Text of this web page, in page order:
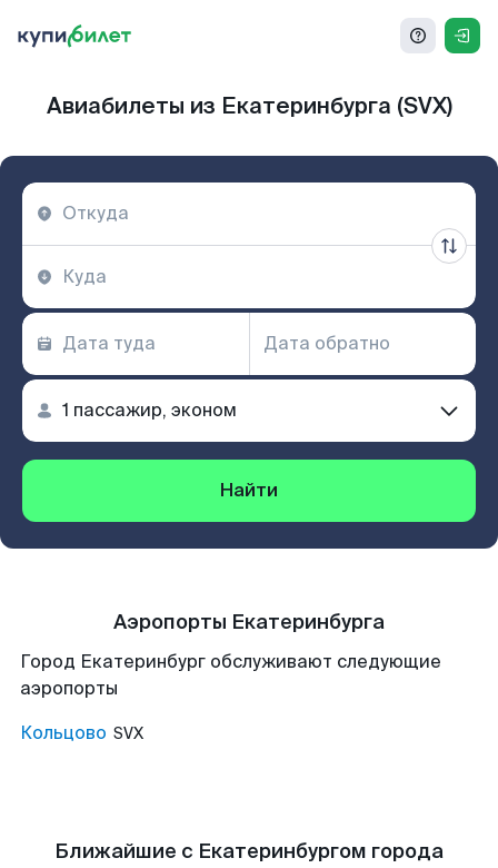
Авиабилеты из Екатеринбурга (SVX)
Найти
Аэропорты Екатеринбурга
Город Екатеринбург обслуживают следующие
аэропорты
Кольцово SVX
Ближайшие с Екатеринбургом города